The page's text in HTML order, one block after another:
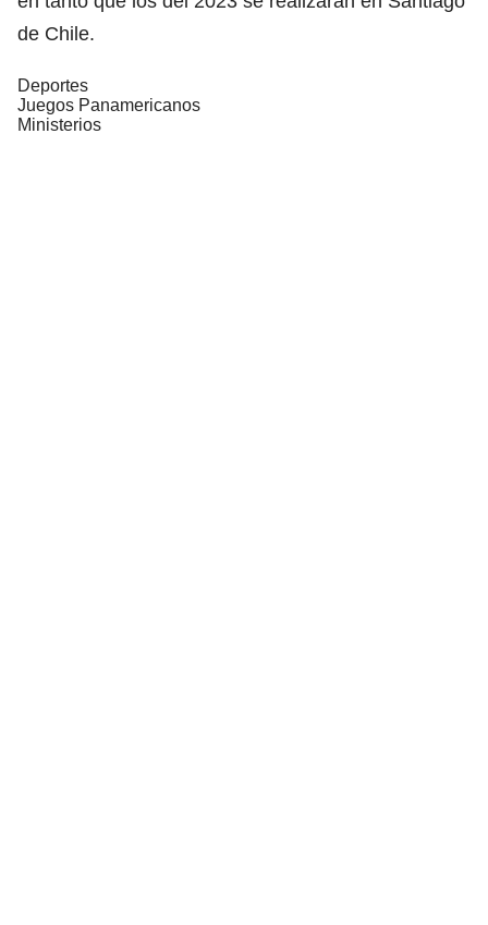
de Chile.
Deportes
Juegos Panamericanos
Ministerios